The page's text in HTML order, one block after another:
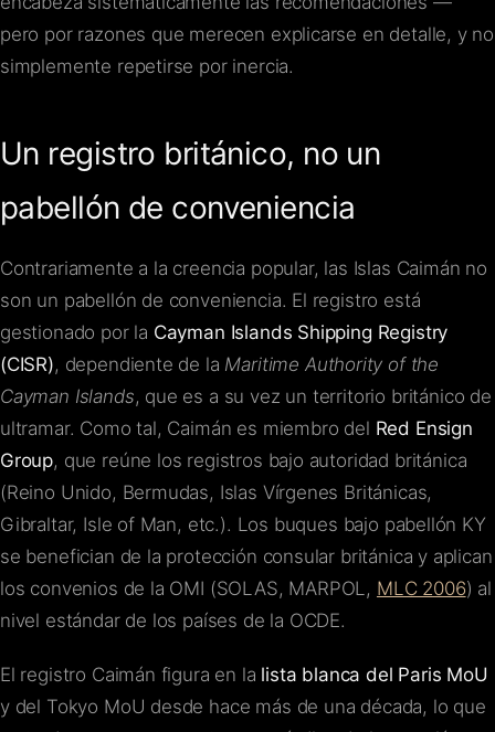
pero por razones que merecen explicarse en detalle, y no
simplemente repetirse por inercia.
Un registro británico, no un
pabellón de conveniencia
Contrariamente a la creencia popular, las Islas Caimán no
son un pabellón de conveniencia. El registro está
gestionado por la Cayman Islands Shipping Registry
(CISR), dependiente de la Maritime Authority of the
Cayman Islands, que es a su vez un territorio británico de
ultramar. Como tal, Caimán es miembro del Red Ensign
Group, que reúne los registros bajo autoridad británica
(Reino Unido, Bermudas, Islas Vírgenes Británicas,
Gibraltar, Isle of Man, etc.). Los buques bajo pabellón KY
se benefician de la protección consular británica y aplican
los convenios de la OMI (SOLAS, MARPOL, MLC 2006) al
nivel estándar de los países de la OCDE.
El registro Caimán figura en la lista blanca del Paris MoU
y del Tokyo MoU desde hace más de una década, lo que